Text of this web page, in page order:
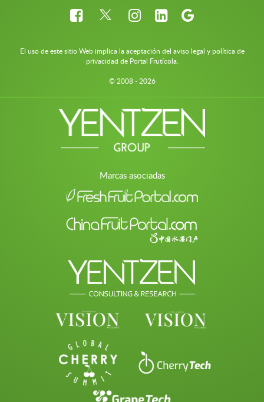
El uso de este sitio Web implica la aceptación del aviso legal y política de
privacidad de Portal Frutícola.
© 2008 - 2026
Marcas asociadas